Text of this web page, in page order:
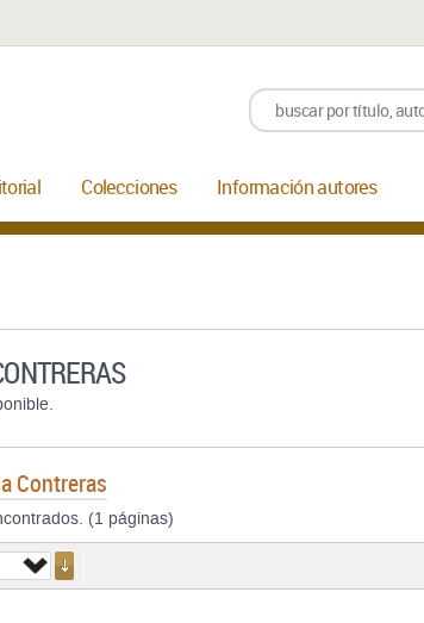
Colecciones Información autores
Contreras
(1 páginas)